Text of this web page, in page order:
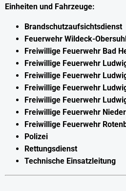
Einheiten und Fahrzeuge:
Brandschutzaufsichtsdienst
Feuerwehr Wildeck-Obersuhl
Freiwillige Feuerwehr Bad
Freiwillige Feuerwehr
Freiwillige Feuerwehr
Freiwillige Feuerwehr
Freiwillige Feuerwehr
Freiwillige Feuerwehr
Freiwillige Feuerwehr
Polizei
Rettungsdienst
Technische Einsatzleitung